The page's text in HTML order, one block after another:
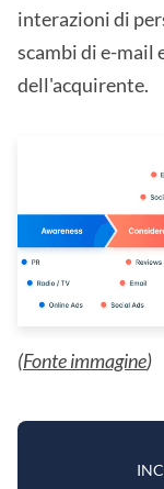
interazioni di
scambi di e-mail
dell'acquirente.
(Fonte immagine)